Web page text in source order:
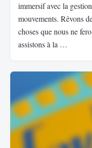
immersif avec la
mouvements. Rêvons
choses que nous ne
assistons à la …